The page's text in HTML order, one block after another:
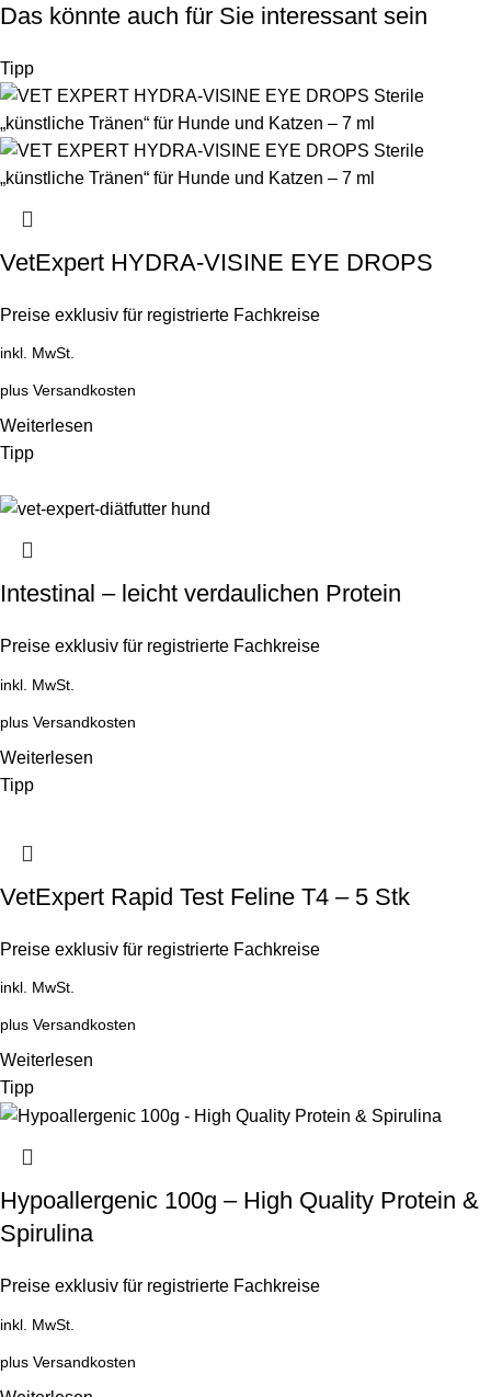
Das könnte auch für Sie interessant sein
Tipp
VetExpert HYDRA-VISINE EYE DROPS
Preise exklusiv für registrierte Fachkreise
inkl. MwSt.
plus Versandkosten
Weiterlesen
Tipp
Intestinal – leicht verdaulichen Protein
Preise exklusiv für registrierte Fachkreise
inkl. MwSt.
plus Versandkosten
Weiterlesen
Tipp
VetExpert Rapid Test Feline T4 – 5 Stk
Preise exklusiv für registrierte Fachkreise
inkl. MwSt.
plus Versandkosten
Weiterlesen
Tipp
Hypoallergenic 100g – High Quality Protein &
Spirulina
Preise exklusiv für registrierte Fachkreise
inkl. MwSt.
plus Versandkosten